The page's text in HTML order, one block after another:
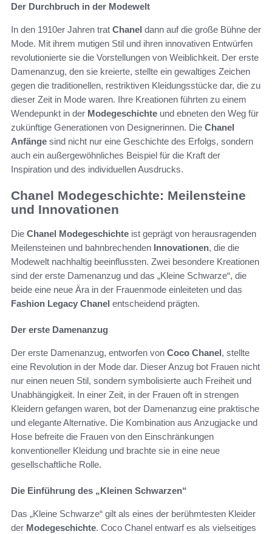
Der Durchbruch in der Modewelt
In den 1910er Jahren trat Chanel dann auf die große Bühne der
Mode. Mit ihrem mutigen Stil und ihren innovativen Entwürfen
revolutionierte sie die Vorstellungen von Weiblichkeit. Der erste
Damenanzug, den sie kreierte, stellte ein gewaltiges Zeichen
gegen die traditionellen, restriktiven Kleidungsstücke dar, die zu
dieser Zeit in Mode waren. Ihre Kreationen führten zu einem
Wendepunkt in der Modegeschichte und ebneten den Weg für
zukünftige Generationen von Designerinnen. Die Chanel
Anfänge sind nicht nur eine Geschichte des Erfolgs, sondern
auch ein außergewöhnliches Beispiel für die Kraft der
Inspiration und des individuellen Ausdrucks.
Chanel Modegeschichte: Meilensteine
und Innovationen
Die Chanel Modegeschichte ist geprägt von herausragenden
Meilensteinen und bahnbrechenden Innovationen, die die
Modewelt nachhaltig beeinflussten. Zwei besondere Kreationen
sind der erste Damenanzug und das „Kleine Schwarze“, die
beide eine neue Ära in der Frauenmode einleiteten und das
Fashion Legacy Chanel entscheidend prägten.
Der erste Damenanzug
Der erste Damenanzug, entworfen von Coco Chanel, stellte
eine Revolution in der Mode dar. Dieser Anzug bot Frauen nicht
nur einen neuen Stil, sondern symbolisierte auch Freiheit und
Unabhängigkeit. In einer Zeit, in der Frauen oft in strengen
Kleidern gefangen waren, bot der Damenanzug eine praktische
und elegante Alternative. Die Kombination aus Anzugjacke und
Hose befreite die Frauen von den Einschränkungen
konventioneller Kleidung und brachte sie in eine neue
gesellschaftliche Rolle.
Die Einführung des „Kleinen Schwarzen“
Das „Kleine Schwarze“ gilt als eines der berühmtesten Kleider
der Modegeschichte. Coco Chanel entwarf es als vielseitiges